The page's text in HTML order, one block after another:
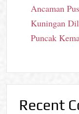
Ancaman
Kuningan
Puncak
Recent